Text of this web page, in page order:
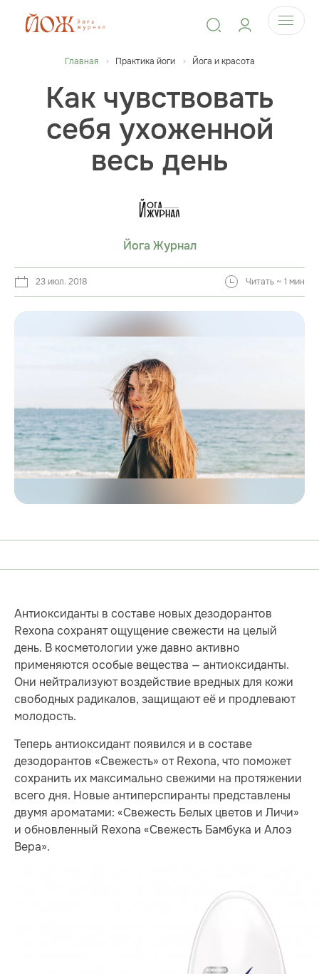
Главная Практика йоги Йога и красота
Как чувствовать
себя ухоженной
весь день
Йога Журнал
23 июл. 2018 Читать ~ 1 мин
Антиоксиданты в составе новых дезодорантов
Rexona сохранят ощущение свежести на целый
день. В косметологии уже давно активно
применяются особые вещества — антиоксиданты.
Они нейтрализуют воздействие вредных для кожи
свободных радикалов, защищают её и продлевают
молодость.
Теперь антиоксидант появился и в составе
дезодорантов «Свежесть» от Rexona, что поможет
сохранить их максимально свежими на протяжении
всего дня. Новые антиперспиранты представлены
двумя ароматами: «Свежесть Белых цветов и Личи»
и обновленный Rexona «Свежесть Бамбука и Алоэ
Вера».